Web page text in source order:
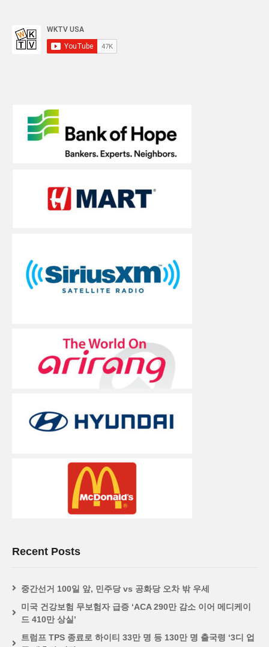
Recent Posts
중간선거 100일 앞, 민주당 vs 공화당 오차 밖 우세
미국 건강보험 무보험자 급증 ‘ACA 290만 감소 이어 메디케이
드 410만 상실’
트럼프 TPS 종료로 하이티 33만 명 등 130만 명 출국령 ‘3디 업